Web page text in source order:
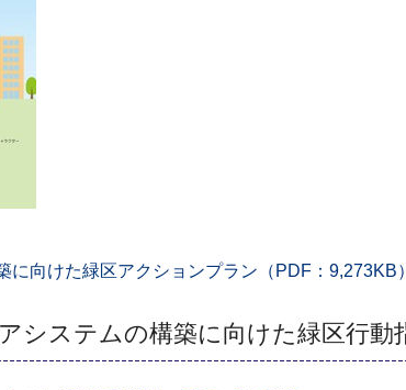
向けた緑区アクションプラン（PDF：9,273KB）
システムの構築に向けた緑区行